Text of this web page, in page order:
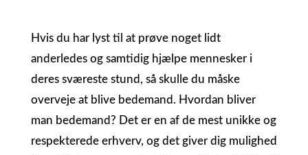
Hvis du har lyst til at prøve noget lidt
anderledes og samtidig hjælpe mennesker i
deres sværeste stund, så skulle du måske
overveje at blive bedemand. Hvordan bliver
man bedemand? Det er en af de mest unikke og
respekterede erhverv, og det giver dig mulighed